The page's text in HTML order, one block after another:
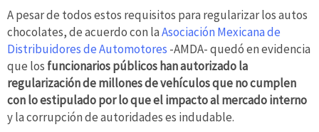
A pesar de todos estos requisitos para regularizar los autos
chocolates, de acuerdo con laAsociación Mexicana de
Distribuidores de Automotores -AMDA- quedó en evidencia
que los funcionarios públicos han autorizado la
regularización de millones de vehículos que no cumplen
con lo estipulado por lo que el impacto al mercado interno
y la corrupción de autoridades es indudable.